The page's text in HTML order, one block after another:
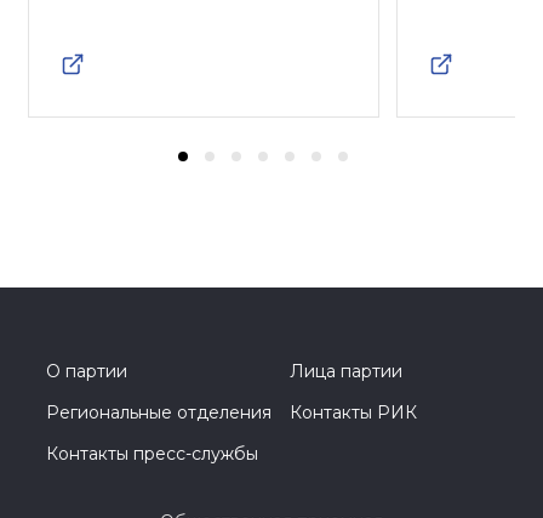
О партии
Лица партии
Региональные отделения
Контакты РИК
Контакты пресс-службы